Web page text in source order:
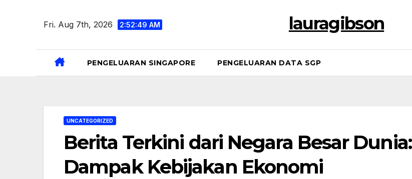
Fri. Aug 7th, 2026 2:52:49 AM lauragibson
PENGELUARAN SINGAPORE PENGELUARAN DATA SGP
UNCATEGORIZED
Berita Terkini dari Negara Besar Dunia:
Dampak Kebijakan Ekonomi